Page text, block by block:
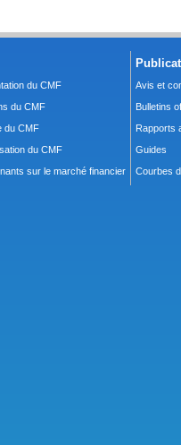
du CMF
du CMF
du CMF
du CMF
sur le marché financier
Avis et
Bulletins
Rapports
Guides
Courbes